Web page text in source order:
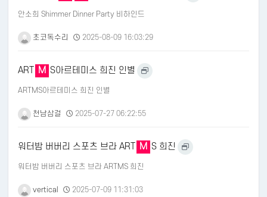
안소희 Shimmer Dinner Party 비하인드
초코독수리 2025-08-09 16:03:29
ART M S아르테미스 희진 인별
ARTMS아르테미스 희진 인별
천남삼걸 2025-07-27 06:22:55
워터밤 버버리 스포츠 브라 ART M S 희진
워터밤 버버리 스포츠 브라 ARTMS 희진
vertical 2025-07-09 11:31:03